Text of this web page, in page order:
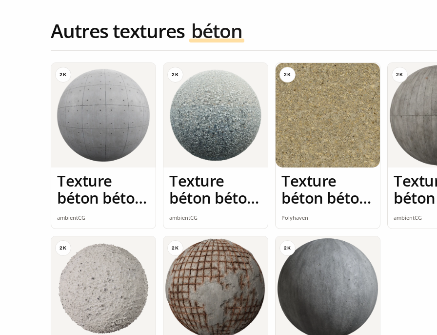
Autres textures béton
2K
Texture
béton béton
poli 2K
seamless
ambientCG
2K
Texture
béton béton
poli 2K
seamless
ambientCG
2K
Texture
béton béton
brut 2K
Polyhaven
2K
ambientCG
2K 2K 2K